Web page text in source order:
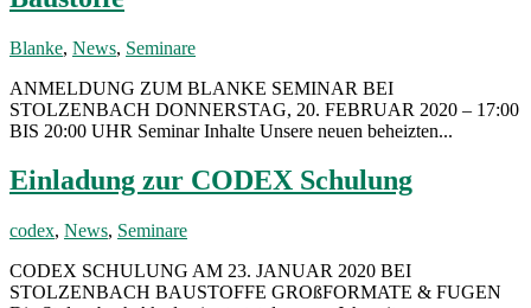
Blanke, News, Seminare
ANMELDUNG ZUM BLANKE SEMINAR BEI
STOLZENBACH DONNERSTAG, 20. FEBRUAR 2020 – 17:00
BIS 20:00 UHR Seminar Inhalte Unsere neuen beheizten...
Einladung zur CODEX Schulung
codex, News, Seminare
CODEX SCHULUNG AM 23. JANUAR 2020 BEI
STOLZENBACH BAUSTOFFE GROßFORMATE & FUGEN